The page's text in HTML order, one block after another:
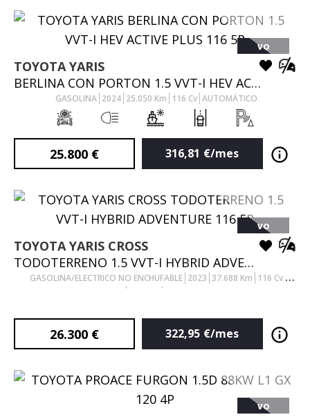
VO
TOYOTA YARIS
BERLINA CON PORTON 1.5 VVT-I HEV ACTIVE PLUS 116 5P
GASOLINA 2024 25.050 Km 116 Cv AUTOMÁTICO
25.800 € 316,81 €/mes
VO
TOYOTAYARIS CROSS
TODOTERRENO 1.5 VVT-I HYBRID ADVENTURE 116 5P
GASOLINA/ELECTRICO NO ENCHUFABLE 2023 37.688 Km 116 Cv
AUTOMÁTICO
26.300 € 322,95 €/mes
VO